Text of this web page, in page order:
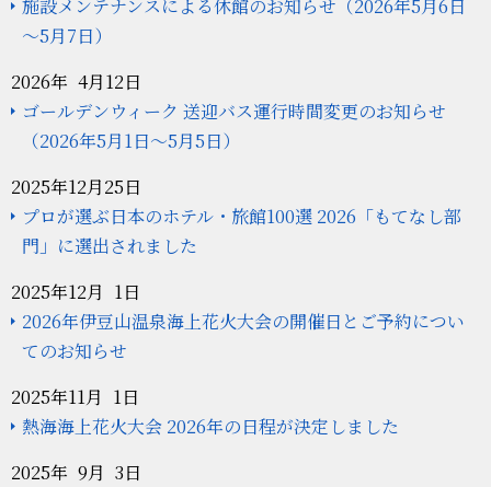
施設メンテナンスによる休館のお知らせ（2026年5月6日
～5月7日）
2026年 4月12日
ゴールデンウィーク 送迎バス運行時間変更のお知らせ
（2026年5月1日～5月5日）
2025年12月25日
プロが選ぶ日本のホテル・旅館100選 2026「もてなし部
門」に選出されました
2025年12月 1日
2026年伊豆山温泉海上花火大会の開催日とご予約につい
てのお知らせ
2025年11月 1日
熱海海上花火大会 2026年の日程が決定しました
2025年 9月 3日